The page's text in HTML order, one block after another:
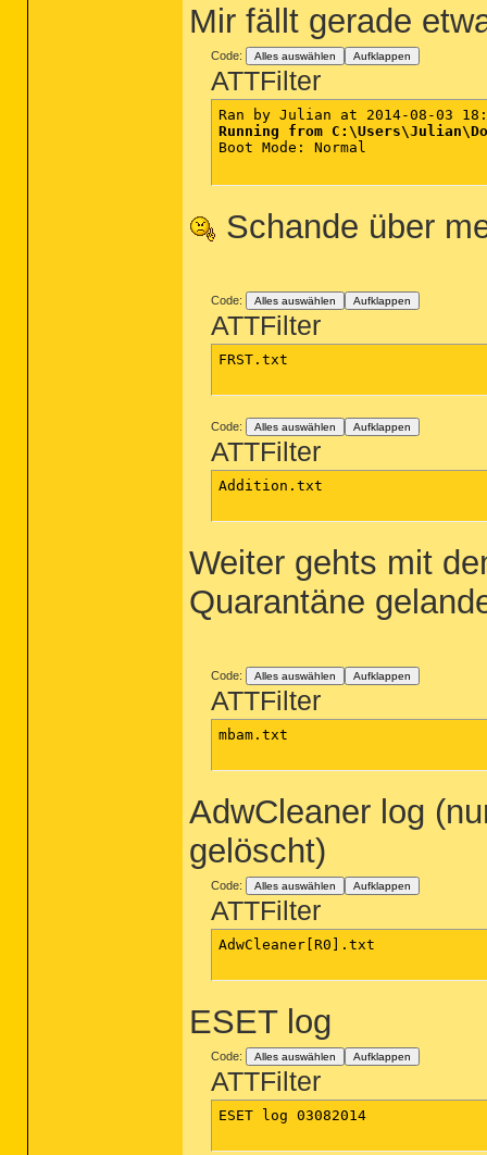
Mir fällt gerade
Code: Alles auswählen Aufklappen
ATTFilter
Running from
Boot Mode: Normal
Schande über
Code: Alles auswählen Aufklappen
ATTFilter
FRST.txt
Code: Alles auswählen Aufklappen
ATTFilter
Addition.txt
Weiter gehts mit
Quarantäne
Code: Alles auswählen Aufklappen
ATTFilter
mbam.txt
AdwCleaner log
gelöscht)
Code: Alles auswählen Aufklappen
ATTFilter
AdwCleaner[R0].txt
ESET log
Code: Alles auswählen Aufklappen
ATTFilter
ESET log 03082014